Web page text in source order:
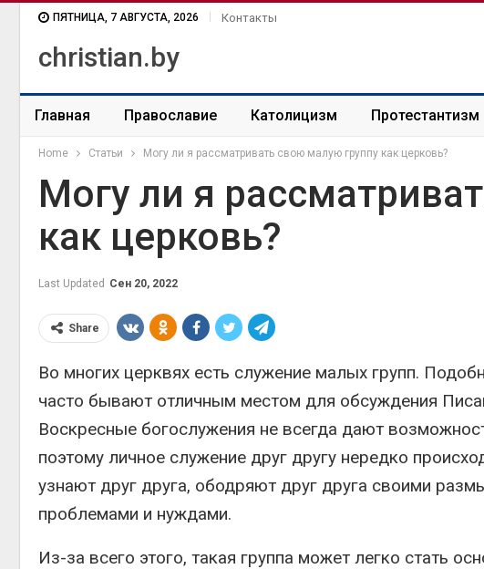
ПЯТНИЦА, 7 АВГУСТА, 2026 Контакты
christian.by
Главная Православие Католицизм Протестантизм
Home Статьи Могу ли я рассматривать свою малую группу как церковь?
Могу ли я
как церковь?
Last Updated Сен 20, 2022
Share
Во многих церквях есть служение малых групп.
часто бывают отличным местом для обсуждения
Воскресные богослужения не всегда дают
поэтому личное служение друг другу нередко
узнают друг друга, ободряют друг друга своими
проблемами и нуждами.
Из-за всего этого, такая группа может легко стать